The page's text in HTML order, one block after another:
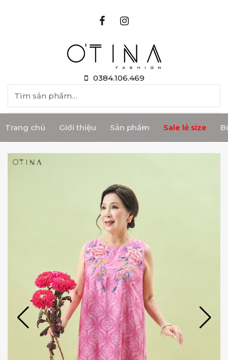
0384.106.469
Trang chủ Giới thiệu Sản phẩm Sale lẻ size